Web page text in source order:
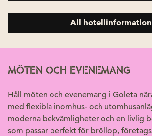
All hotellinformation
MÖTEN OCH EVENEMANG
Håll möten och evenemang i Goleta
med flexibla inomhus- och
moderna bekvämligheter och en livlig
som passar perfekt för bröllop,